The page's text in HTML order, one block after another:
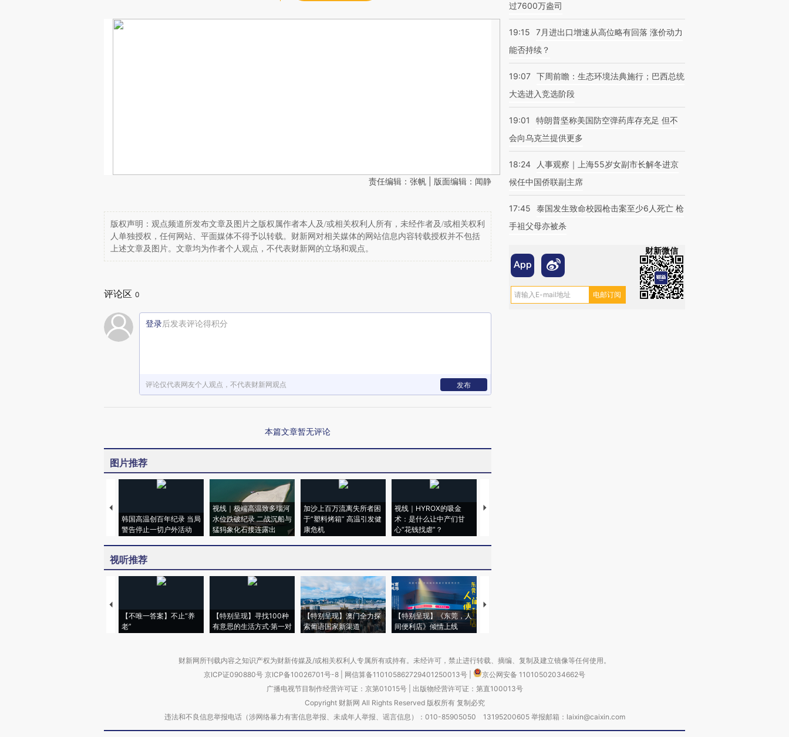
责任编辑：张帆 | 版面编辑：闻静
版权声明：观点频道所发布文章及图片之版权属作者本人及/或相关权利人所有，未经作者及/或相关权利
人单独授权，任何网站、平面媒体不得予以转载。财新网对相关媒体的网站信息内容转载授权并不包括
上述文章及图片。文章均为作者个人观点，不代表财新网的立场和观点。
评论区 0
登录后发表评论得积分
评论仅代表网友个人观点，不代表财新网观点 发布
本篇文章暂无评论
图片推荐
韩国高温创百年纪录 当局
警告停止一切户外活动
视线｜极端高温致多瑙河
水位跌破纪录 二战沉船与
猛犸象化石接连露出
加沙上百万流离失所者困
于“塑料烤箱” 高温引发健
康危机
视线｜HYROX的吸金
术：是什么让中产们甘
心“花钱找虐”？
马航飞行员跨国走私7万
视听推荐
【不唯一答案】不止“养
老”
【特别呈现】寻找100种
有意思的生活方式·第一对
【特别呈现】澳门全力探
索葡语国家新渠道
【特别呈现】《东莞，人
间便利店》倾情上线
【推广】走进第四届链博
过7600万盎司
19:15
7月进出口增速从高位略有回落 涨价动力
能否持续？
19:07 下周前瞻：生态环境法典施行；巴西总统
大选进入竞选阶段
19:01
特朗普坚称美国防空弹药库存充足 但不
会向乌克兰提供更多
18:24
人事观察｜上海55岁女副市长解冬进京
候任中国侨联副主席
17:45
泰国发生致命校园枪击案至少6人死亡 枪
手祖父母亦被杀
财新微信
财新网所刊载内容之知识产权为财新传媒及/或相关权利人专属所有或持有。未经许可，禁止进行转载、摘编、复制及建立镜像等任何使用。
京ICP证090880号 京ICP备10026701号-8 网信算备110105862729401250013号
京公网安备 11010502034662号
广播电视节目制作经营许可证：京第01015号| 出版物经营许可证：第直100013号
Copyright 财新网 All Rights Reserved 版权所有 复制必究
违法和不良信息举报电话（涉网络暴力有害信息举报、未成年人举报、谣言信息）：010-85905050 13195200605 举报邮箱：laixin@caixin.com